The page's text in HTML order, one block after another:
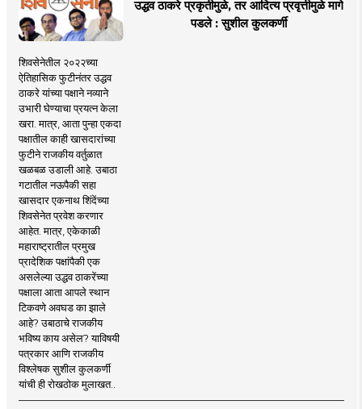
उद्धव ठाकरे प्रकृतीमुळे, तर आदित्य प्रवृत्तीमुळे मागे
पडले : सुशील कुलकर्णी
शिवसेनेतील २०२२च्या
ऐतिहासिक फुटीनंतर उद्धव
ठाकरे यांच्या पक्षाने नव्याने
उभारी घेण्याचा प्रयत्न केला
खरा. मात्र, आता पुन्हा एकदा
पक्षातील काही खासदारांच्या
फुटीने राजकीय वर्तुळात
खळबळ उडाली आहे. उबाठा
गटातील नऊपैकी सहा
खासदार एकनाथ शिंदेंच्या
शिवसेनेत प्रवेश करणार
आहेत. मात्र, एकेकाळी
महाराष्ट्रातील प्रमुख
प्रादेशिक पक्षांपैकी एक
असलेल्या उद्धव ठाकरेंच्या
पक्षाला आता आपले स्थान
टिकवणे अवघड का झाले
आहे? उबाठाचे राजकीय
भविष्य काय असेल? याविषयी
पत्रकार आणि राजकीय
विश्लेषक सुशील कुलकर्णी
यांची ही रोखठोक मुलाखत..